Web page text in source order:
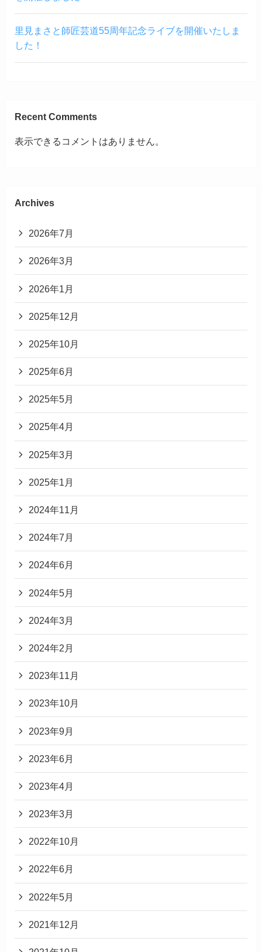
里見まさと師匠芸道55周年記念ライブを開催いたしま
した！
Recent Comments
表示できるコメントはありません。
Archives
2026年7月
2026年3月
2026年1月
2025年12月
2025年10月
2025年6月
2025年5月
2025年4月
2025年3月
2025年1月
2024年11月
2024年7月
2024年6月
2024年5月
2024年3月
2024年2月
2023年11月
2023年10月
2023年9月
2023年6月
2023年4月
2023年3月
2022年10月
2022年6月
2022年5月
2021年12月